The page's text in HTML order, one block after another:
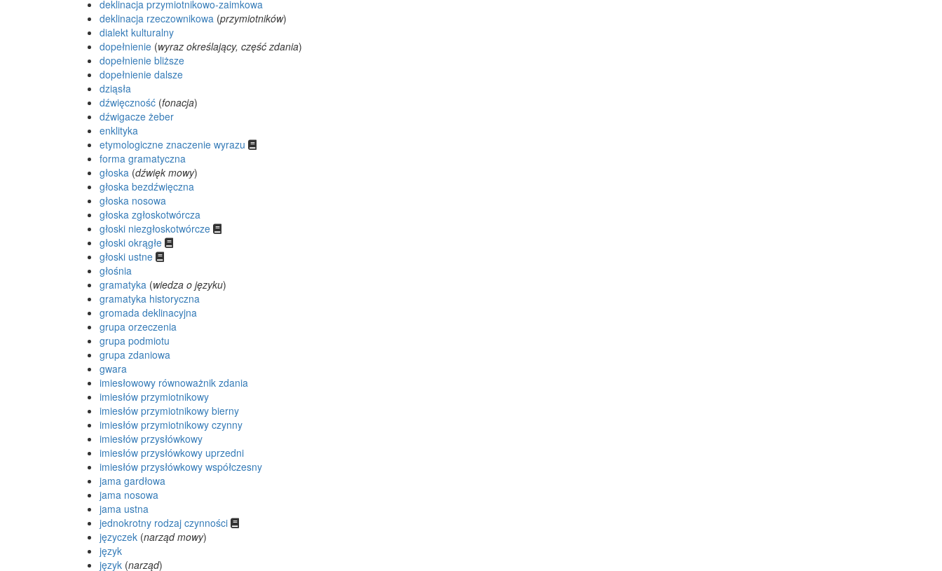
deklinacja przymiotnikowo-zaimkowa
deklinacja rzeczownikowa (przymiotników)
dialekt kulturalny
dopełnienie (wyraz określający, część zdania)
dopełnienie bliższe
dopełnienie dalsze
dziąsła
dźwięczność (fonacja)
dźwigacze żeber
enklityka
etymologiczne znaczenie wyrazu
forma gramatyczna
głoska (dźwięk mowy)
głoska bezdźwięczna
głoska nosowa
głoska zgłoskotwórcza
głoski niezgłoskotwórcze
głoski okrągłe
głoski ustne
głośnia
gramatyka (wiedza o języku)
gramatyka historyczna
gromada deklinacyjna
grupa orzeczenia
grupa podmiotu
grupa zdaniowa
gwara
imiesłowowy równoważnik zdania
imiesłów przymiotnikowy
imiesłów przymiotnikowy bierny
imiesłów przymiotnikowy czynny
imiesłów przysłówkowy
imiesłów przysłówkowy uprzedni
imiesłów przysłówkowy współczesny
jama gardłowa
jama nosowa
jama ustna
jednokrotny rodzaj czynności
języczek (narząd mowy)
język
język (narząd)